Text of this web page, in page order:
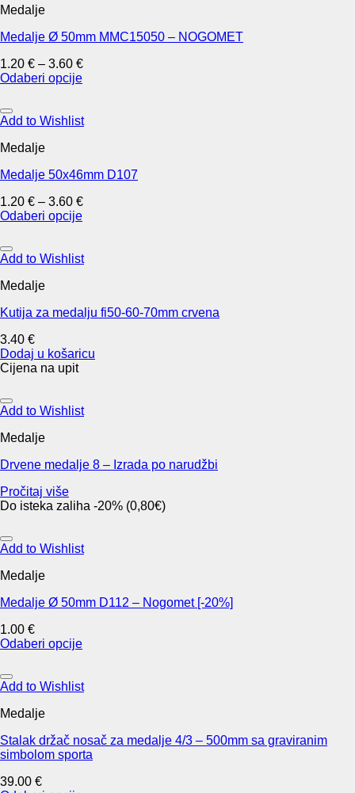
variants.
options
be
chosen
the
product
Medalje
Medalje Ø 50mm MMC15050 – NOGOMET
1.20 € – 3.60 €
Odaberi opcije
product
has
variants.
options
be
chosen
the
product
Add to Wishlist
Medalje
Medalje 50x46mm D107
1.20 € – 3.60 €
Odaberi opcije
product
has
variants.
options
be
chosen
on
product
page
Add to Wishlist
Medalje
Kutija za medalju fi50-60-70mm crvena
3.40 €
Dodaj u košaricu
Cijena na upit
Add to Wishlist
Medalje
Drvene medalje 8 – Izrada po narudžbi
Pročitaj više
Do isteka zaliha -20% (0,80€)
Add to Wishlist
Medalje
Medalje Ø 50mm D112 – Nogomet [-20%]
1.00 €
Odaberi opcije
product
has
variants.
options
may
chosen
Add to Wishlist
Medalje
Stalak držač nosač za medalje 4/3 – 500mm sa graviranim
simbolom sporta
39.00 €